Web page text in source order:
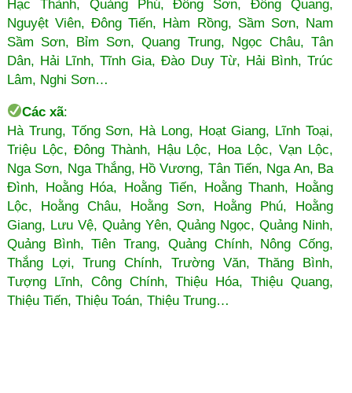
Hạc Thành, Quảng Phú, Đông Sơn, Đông Quang,
Nguyệt Viên, Đông Tiến, Hàm Rồng, Sầm Sơn, Nam
Sầm Sơn, Bỉm Sơn, Quang Trung, Ngọc Châu, Tân
Dân, Hải Lĩnh, Tĩnh Gia, Đào Duy Từ, Hải Bình, Trúc
Lâm, Nghi Sơn…
Các xã:
Hà Trung, Tống Sơn, Hà Long, Hoạt Giang, Lĩnh Toại,
Triệu Lộc, Đông Thành, Hậu Lộc, Hoa Lộc, Vạn Lộc,
Nga Sơn, Nga Thắng, Hồ Vương, Tân Tiến, Nga An, Ba
Đình, Hoằng Hóa, Hoằng Tiến, Hoằng Thanh, Hoằng
Lộc, Hoằng Châu, Hoằng Sơn, Hoằng Phú, Hoằng
Giang, Lưu Vệ, Quảng Yên, Quảng Ngọc, Quảng Ninh,
Quảng Bình, Tiên Trang, Quảng Chính, Nông Cống,
Thắng Lợi, Trung Chính, Trường Văn, Thăng Bình,
Tượng Lĩnh, Công Chính, Thiệu Hóa, Thiệu Quang,
Thiệu Tiến, Thiệu Toán, Thiệu Trung…